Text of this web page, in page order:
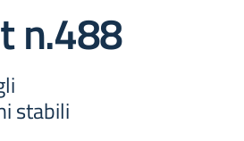
n.488
stabili